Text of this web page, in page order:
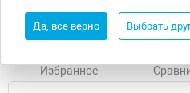
Да, все верно Выбрать
Избранное